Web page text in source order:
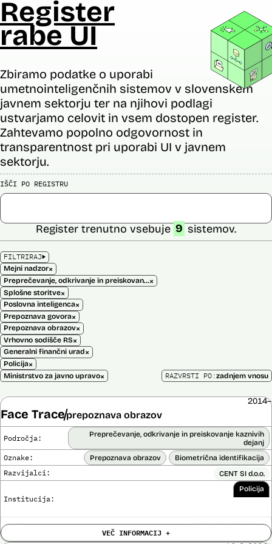
Register
rabe UI
Zbiramo podatke o uporabi
umetnointeligenčnih sistemov v slovenskem
javnem sektorju ter na njihovi podlagi
ustvarjamo celovit in vsem dostopen register.
Zahtevamo popolno odgovornost in
transparentnost pri uporabi UI v javnem
sektorju.
IŠČI PO REGISTRU
FILTRIRAJ
Mejni nadzor×
Preprečevanje, odkrivanje in preiskovanje kaznivih dejanj×
Splošne storitve×
Poslovna inteligenca×
Prepoznava govora×
Prepoznava obrazov×
Vrhovno sodišče RS×
Generalni finančni urad×
Policija×
Ministrstvo za javno upravo×
Register trenutno vsebuje 9 sistemov.
RAZVRSTI PO:zadnjem vnosu
Face Traceprepoznava obrazov
2014–
Področja:
Preprečevanje, odkrivanje in preiskovanje kaznivih
dejanj
Oznake: Prepoznava obrazov Biometrična identifikacija
Razvijalci: CENT SI d.o.o.
Institucija:
Policija
Cena: 39.650,00 EUR z DDV
Ni časovno omejena
VEČ INFORMACIJ +